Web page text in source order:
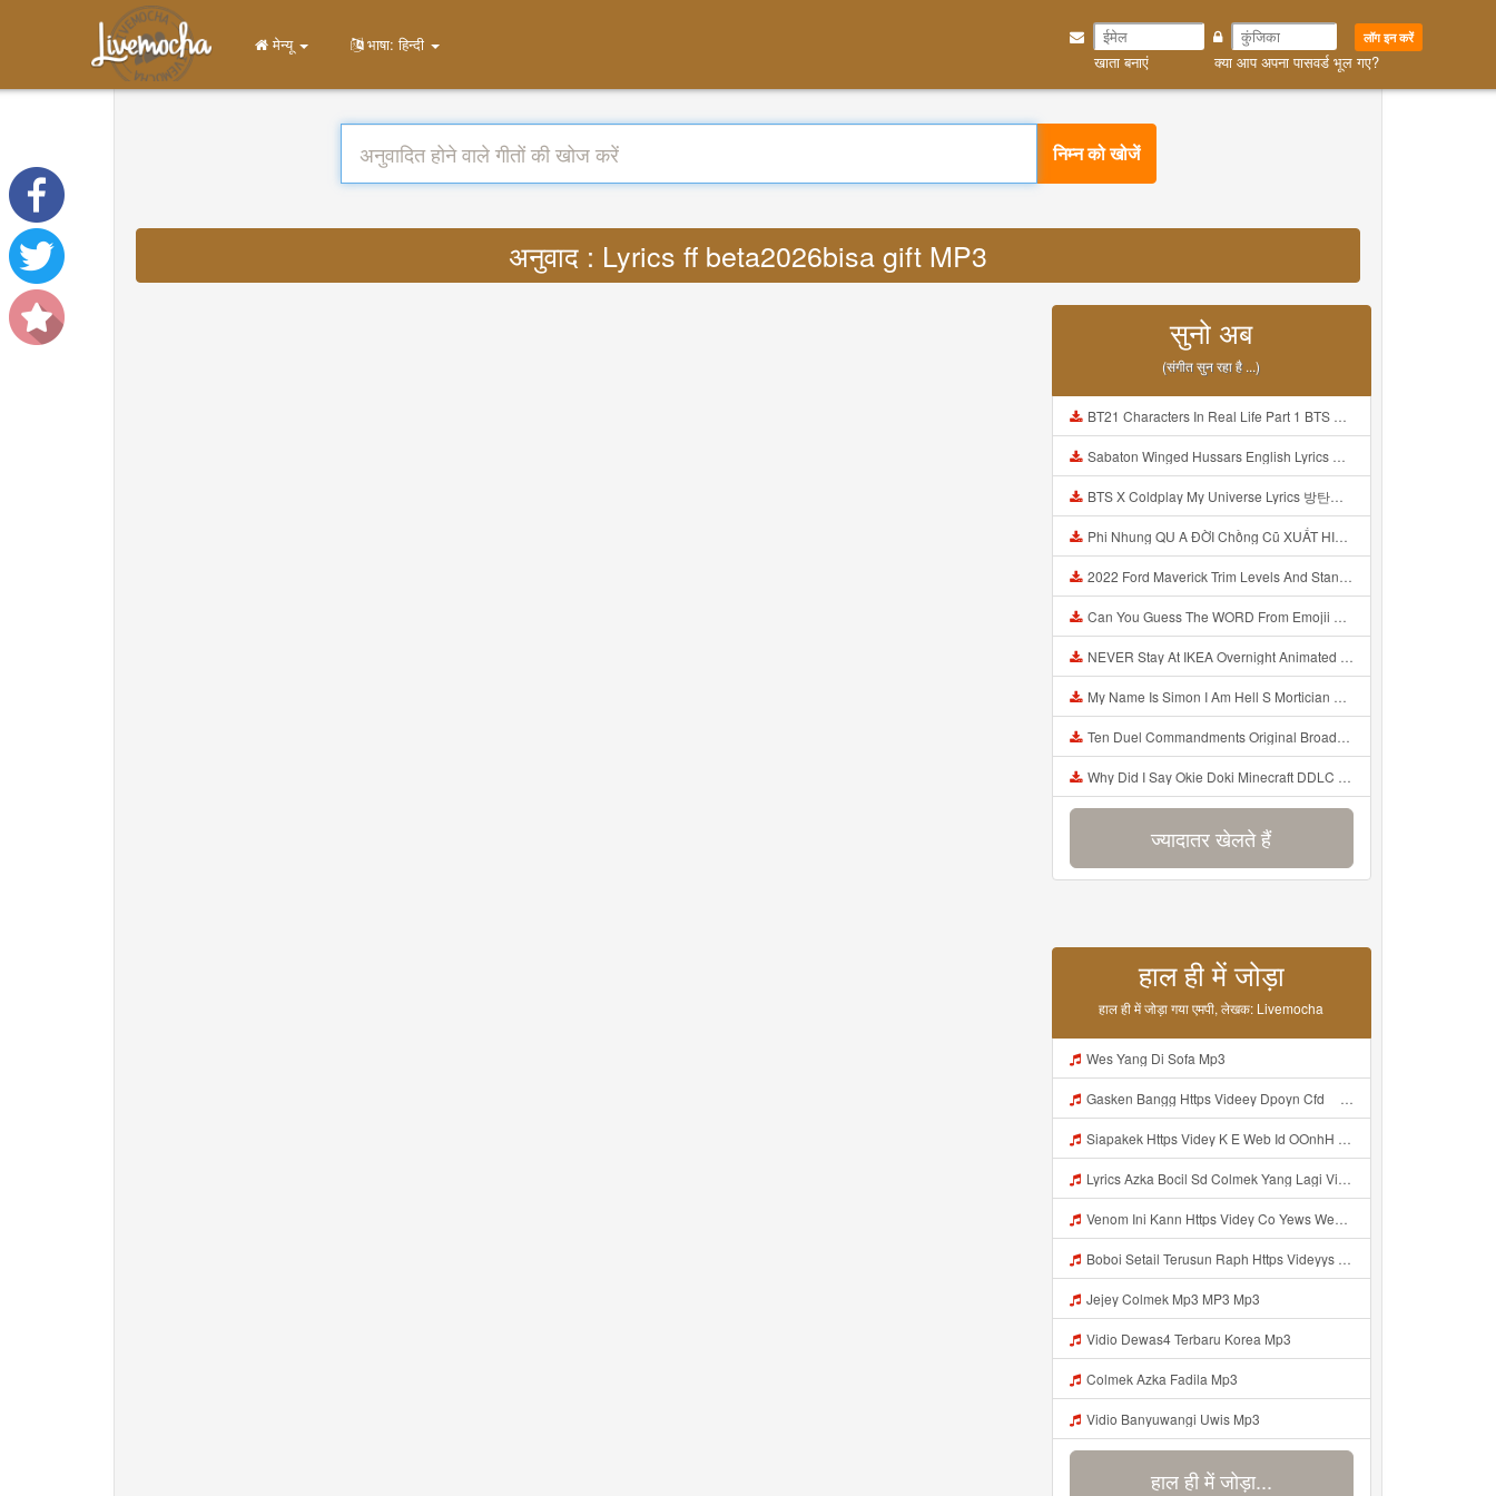
लॉग इन करें
खाता बनाएं क्या आप अपना पासवर्ड भूल गए?
मेन्यू भाषा: हिन्दी
निम्न को खोजें
अनुवाद : Lyrics ff beta2026bisa gift MP3
सुनो अब
(संगीत सुन रहा है ...)
BT21 Characters In Real Life Part 1 BTS AND BT21 방탄소년단 BT21 BT21아가들은 아빠조아 따라쟁이들 BTS Vs BT21 Mp3
Sabaton Winged Hussars English Lyrics Mp3
BTS X Coldplay My Universe Lyrics 방탄소년단 콜드플레이 My Universe 가사 Color Coded Lyrics Han Rom Eng Mp3
Phi Nhung QU A ĐỜI Chồng Cũ XUẤT HIỆN Khóc Hối Hận Vì Làm Điều KHỦNG KHIẾP Với Cô Mp3
2022 Ford Maverick Trim Levels And Standard Features Explained Mp3
Can You Guess The WORD From Emojii COMPOUND WORD EMOJII CHALLENGE 90 PEOPLE FAIL Guess Mp3
NEVER Stay At IKEA Overnight Animated SCP 3008 Horror Story Mp3
My Name Is Simon I Am Hell S Mortician And I Am Going To Kill God Creepypasta Mp3
Ten Duel Commandments Original Broadway Cast Of Hamilton Lyrics Mp3
Why Did I Say Okie Doki Minecraft DDLC Animated Music Video Song By The Stupendium Mp3
ज्यादातर खेलते हैं
हाल ही में जोड़ा
हाल ही में जोड़ा गया एमपी, लेखक: Livemocha
Wes Yang Di Sofa Mp3
Gasken Bangg Https Videey Dpoyn Cfd ᅠ ᅠ ᅠ ᅠ ᅠ ᅠ ᅠ ᅠ ᅠ ᅠ ᅠ ᅠ ᅠ ᅠ ᅠ ᅠ ᅠ ᅠ ᅠ ᅠ ᅠ ᅠ ᅠ ᅠ ᅠ ᅠ ᅠ ᅠ ᅠ ᅠ ᅠ ᅠ ᅠ ᅠ ᅠ ᅠ ᅠ ᅠ ᅠ ᅠ ᅠ ᅠ ᅠ ᅠ ᅠ ᅠ ᅠ ᅠ ᅠ ᅠ ᅠ ᅠ ᅠ ᅠ ᅠ Mp3
Siapakek Https Videy K E Web Id OOnhH ᅟᅟᅟᅟᅟᅟᅟᅟᅟᅟᅟᅟᅟᅟᅟᅟᅟᅟᅟᅟᅟᅟᅟᅟᅟᅟᅟᅟᅟᅟᅟᅟ ᅟᅟᅟᅟᅟᅟᅟᅟᅟᅟᅟᅟᅟᅟᅟᅟᅟᅟᅟᅟᅟᅟᅟᅟᅟᅟᅟᅟᅟᅟᅟᅟᅟᅟᅟᅟᅟᅟᅟᅟᅟᅟᅟᅟᅟᅟᅟᅟᅟᅟᅟᅟᅟᅟᅟᅟᅟᅟᅟᅟᅟᅟᅟᅟᅟᅟᅟᅟᅟᅟᅟᅟᅟᅟᅟᅟᅟᅟᅟᅟᅟᅟᅟᅟᅟᅟᅟᅟᅟᅟᅟᅟᅟᅟᅟᅟᅟᅟᅟᅟᅟᅟᅟᅟᅟᅟᅟᅟᅟᅟᅟᅟᅟᅟᅟᅟᅟᅟᅟᅟᅟᅟᅟᅟᅟᅟᅟᅟᅟᅟᅟᅟᅟᅟᅟᅟᅟ ᅠ ᅠ ᅠ ᅠ ᅠ ᅠ ᅠ ᅠ ᅠ ᅠ ᅠ ᅠ ᅠ ᅠ ᅠ ᅠ ᅠ ᅠ ᅠ ᅠ ᅠ ᅠ ᅠ Mp3
Lyrics Azka Bocil Sd Colmek Yang Lagi Viral MP3 Mp3
Venom Ini Kann Https Videy Co Yews Web Id PTldKA ᅠ ᅠ ᅠ ᅠ ᅠ ᅠ ᅠ ᅠ ᅠ ᅠ ᅠ ᅠ ᅠ ᅠ ᅠ ᅠ ᅠ ᅠ ᅠ ᅠ ᅠ Mp3
Boboi Setail Terusun Raph Https Videyys Lvonya Web Id Mp3
Jejey Colmek Mp3 MP3 Mp3
Vidio Dewas4 Terbaru Korea Mp3
Colmek Azka Fadila Mp3
Vidio Banyuwangi Uwis Mp3
हाल ही में जोड़ा...